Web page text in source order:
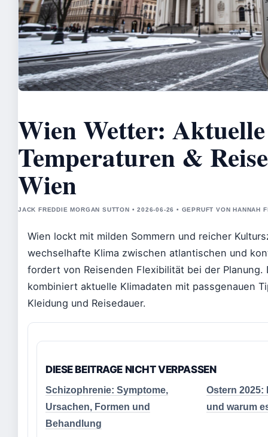
Wien Wetter: Aktuelle
Temperaturen &
Wien
JACK FREDDIE MORGAN SUTTON • 2026-06-26 • GEPRUFT VON HANNAH
Wien lockt mit milden Sommern und reicher
wechselhafte Klima zwischen atlantischen und
fordert von Reisenden Flexibilität bei der Planung.
kombiniert aktuelle Klimadaten mit passgenauen
Kleidung und Reisedauer.
DIESE BEITRAGE NICHT VERPASSEN
Schizophrenie: Symptome,
Ursachen, Formen und
Behandlung
Ostern 2025:
und warum